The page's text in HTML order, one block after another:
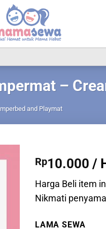
–
and Playmat
Rp10.000 /
Harga Beli item
Nikmati
LAMA SEWA